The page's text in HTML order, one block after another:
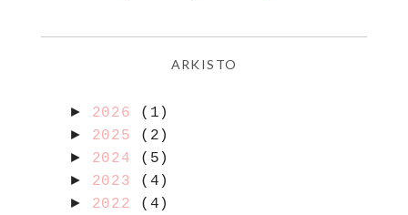
ARKISTO
► 2026 (1)
► 2025 (2)
► 2024 (5)
► 2023 (4)
► 2022 (4)